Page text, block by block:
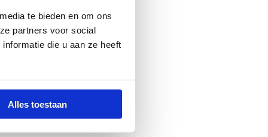
te bieden en om ons
partners voor social
die u aan ze heeft
Alles toestaan